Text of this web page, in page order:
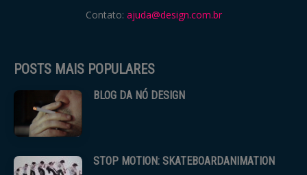
Contato: ajuda@design.com.br
POSTS MAIS POPULARES
BLOG DA NÓ DESIGN
STOP MOTION: SKATEBOARDANIMATION